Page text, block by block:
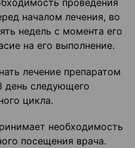
проведения
началом лечения, во
недель с момента его
на его выполнение.
лечение препаратом
день следующего
цикла.
необходимость
посещения врача.